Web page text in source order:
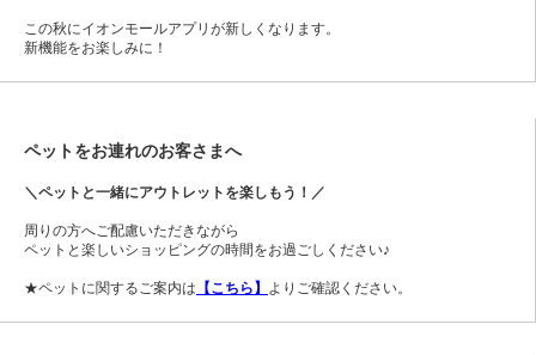
この秋にイオンモールアプリが新しくなります。
新機能をお楽しみに！
ペットをお連れのお客さまへ
＼ペットと一緒にアウトレットを楽しもう！／
周りの方へご配慮いただきながら
ペットと楽しいショッピングの時間をお過ごしください♪
★ペットに関するご案内は 【こちら】 よりご確認ください。